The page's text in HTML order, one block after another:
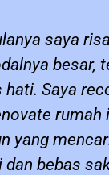
saya
besar,
hati. Saya
rumah
yang
dan bebas